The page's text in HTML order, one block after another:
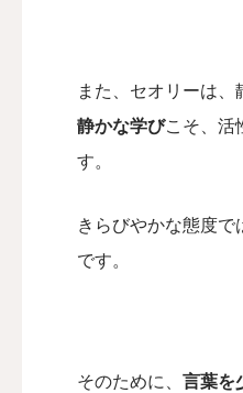
また、セオリーは、
静かな学びこそ、活
す。
きらびやかな態度
です。
そのために、 言葉を